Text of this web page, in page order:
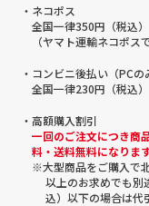
・ネコポス
全国一律350円（税込）
（ヤマト運輸ネコポス
・コンビニ後払い（PCの
全国一律230円（税込）
・高額購入割引
一回のご注文につき商
料・送料無料になります
※大型商品をご購入で
以上のお求めでも
込）以下の場合は代